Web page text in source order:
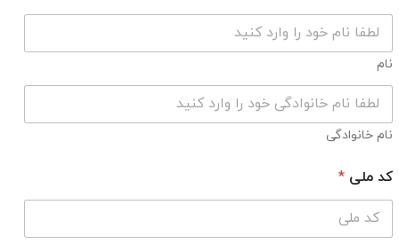
نام
نام خانوادگی
کد ملی *